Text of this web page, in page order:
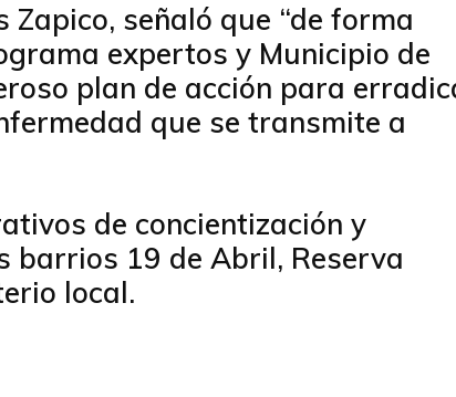
señaló que “de forma
expertos y Municipio de
plan de acción para
que se transmite a
de concientización y
barrios 19 de Abril, Reserva
local.